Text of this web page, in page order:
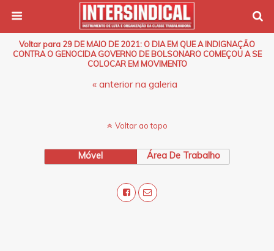
Voltar para 29 DE MAIO DE 2021: O DIA EM QUE A INDIGNAÇÃO
CONTRA O GENOCIDA GOVERNO DE BOLSONARO COMEÇOU A SE
COLOCAR EM MOVIMENTO
« anterior na galeria
Voltar ao topo
Móvel Área De Trabalho